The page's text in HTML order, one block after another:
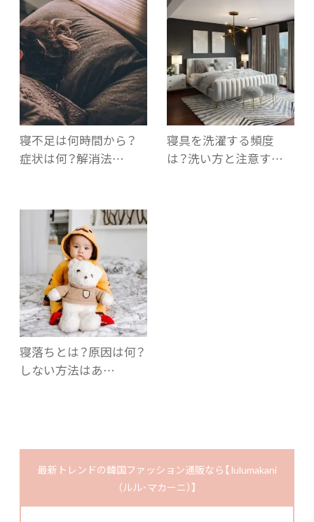
寝不足は何時間から？
症状は何？解消法…
寝具を洗濯する頻度
は？洗い方と注意す…
寝落ちとは？原因は何？
しない方法はあ…
最新トレンドの韓国ファッション通販なら【 lulumakani
（ルル･マカーニ）】